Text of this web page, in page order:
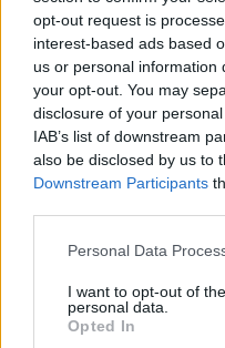
opt-out request is
interest-based ads based
us or personal information
your opt-out. You may
disclosure of your
IAB’s list of downstream
also be disclosed by us to
Downstream Participants
Please note that this
not limited to your visit or
grant or deny consent to
use your data for below
Personal Data
I want to opt-out of
personal data.
Opted In
4. hét
„Legyen eszed, hát a
lovászfiúval?”
5. hét
„– Bocsánat. – Nelli
ismételgeti, és minél